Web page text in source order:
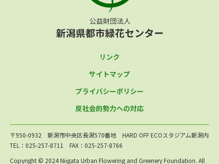
リンク
サイトマップ
プライバシーポリシー
反社会的勢力への対応
〒950-0932 新潟市中央区長潟570番地 HARD OFF ECOスタジアム新潟内
TEL：025-257-8711 FAX：025-257-8766
Copyright © 2024 Niigata Urban Flowering and Greenery Foundation. All